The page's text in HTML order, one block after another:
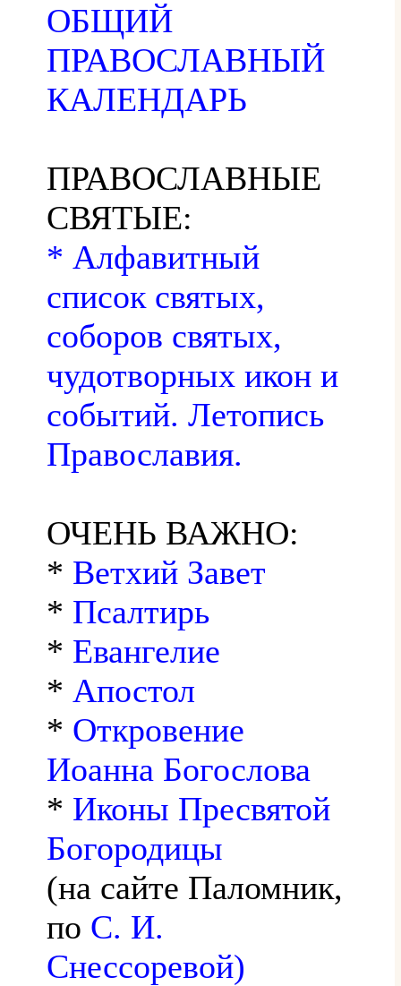
ОБЩИЙ
ПРАВОСЛАВНЫЙ
КАЛЕНДАРЬ
ПРАВОСЛАВНЫЕ
СВЯТЫЕ:
* Алфавитный
список святых,
соборов святых,
чудотворных икон и
событий. Летопись
Православия.
ОЧЕНЬ ВАЖНО:
* Ветхий Завет
* Псалтирь
* Евангелие
* Апостол
* Откровение
Иоанна Богослова
* Иконы Пресвятой
Богородицы
(на сайте Паломник,
по С. И.
Снессоревой)